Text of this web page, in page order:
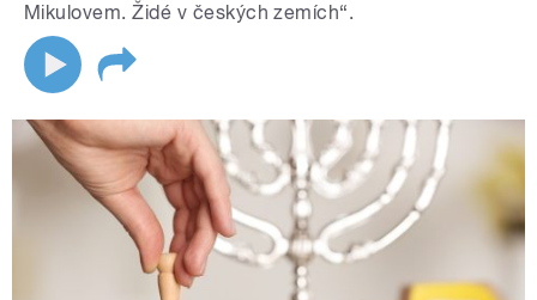
Mikulovem. Židé v českých zemích“.